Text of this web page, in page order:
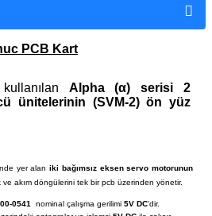
PCB Kart
Alpha (α) serisi 2
ünitelerinin (SVM-2) ön yüz
yer alan iki bağımsız eksen servo motorunun
akım döngülerini tek bir pcb üzerinden yönetir.
0541 nominal çalışma gerilimi 5V DC'dir.